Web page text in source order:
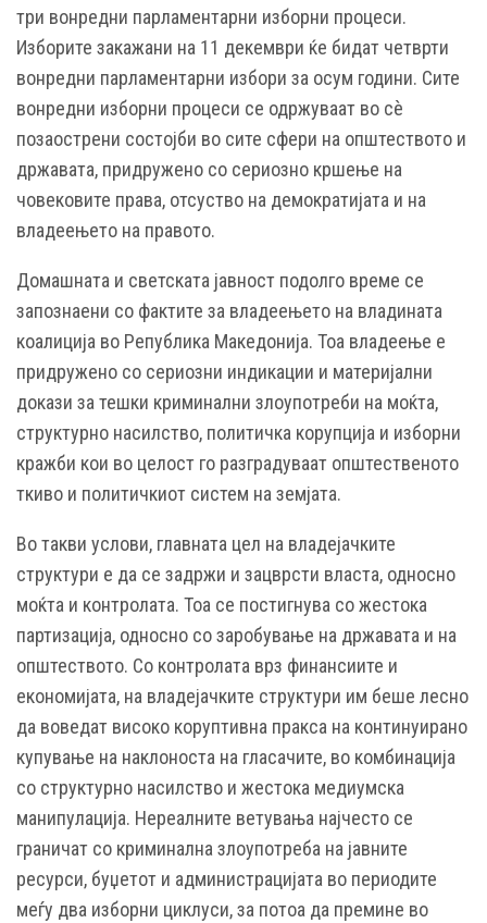
три вонредни парламентарни изборни процеси.
Изборите закажани на 11 декември ќе бидат четврти
вонредни парламентарни избори за осум години. Сите
вонредни изборни процеси се одржуваат во сè
позаострени состојби во сите сфери на општеството и
државата, придружено со сериозно кршење на
човековите права, отсуство на демократијата и на
владеењето на правото.
Домашната и светската јавност подолго време се
запознаени со фактите за владеењето на владината
коалиција во Република Македонија. Тоа владеење е
придружено со сериозни индикации и материјални
докази за тешки криминални злоупотреби на моќта,
структурно насилство, политичка корупција и изборни
кражби кои во целост го разградуваат општественото
ткиво и политичкиот систем на земјата.
Во такви услови, главната цел на владејачките
структури е да се задржи и зацврсти власта, односно
моќта и контролата. Тоа се постигнува со жестока
партизација, односно со заробување на државата и на
општеството. Со контролата врз финансиите и
економијата, на владејачките структури им беше лесно
да воведат високо коруптивна пракса на континуирано
купување на наклоноста на гласачите, во комбинација
со структурно насилство и жестока медиумска
манипулација. Нереалните ветувања најчесто се
граничат со криминална злоупотреба на јавните
ресурси, буџетот и администрацијата во периодите
меѓу два изборни циклуси, за потоа да премине во